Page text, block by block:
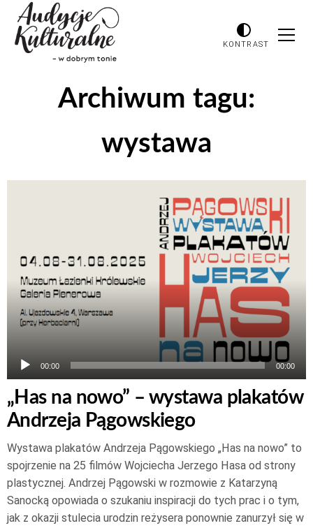
KONTRAST
Archiwum tagu:
wystawa
00:00 00:00
„Has na nowo” – wystawa plakatów
Andrzeja Pągowskiego
Wystawa plakatów Andrzeja Pągowskiego „Has na nowo” to
spojrzenie na 25 filmów Wojciecha Jerzego Hasa od strony
plastycznej. Andrzej Pągowski w rozmowie z Katarzyną
Sanocką opowiada o szukaniu inspiracji do tych prac i o tym,
jak z okazji stulecia urodzin reżysera ponownie zanurzył się w